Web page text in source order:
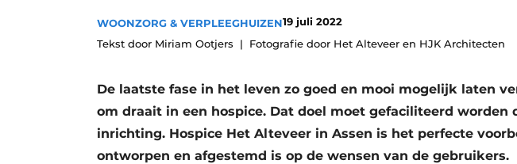
Privacy / Cookie statement
Vacatures
Video’s
WOONZORG & VERPLEEGHUIZEN19 juli 2022
Tekst door Miriam Ootjers
Fotografie door Het Alteveer en HJK Architecten
De laatste fase in het leven zo goed en mooi mogelijk laten
om draait in een hospice. Dat doel moet gefaciliteerd worden
inrichting. Hospice Het Alteveer in Assen is het perfecte
ontworpen en afgestemd is op de wensen van de gebruikers.